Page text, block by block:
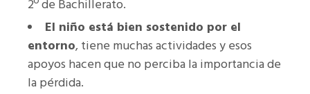
2º de Bachillerato.
El niño está bien sostenido por el
entorno, tiene muchas actividades y esos
apoyos hacen que no perciba la importancia de
la pérdida.